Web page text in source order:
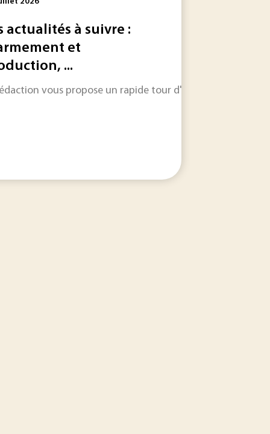
de la soie d’araignée naturelle, puis à reproduire...
le territoire français consacre quinze années de
actualités à suivre :
et
...
vous propose un rapide tour d'horizon sur les
les infrastructures sous pression, l’innovation
PEPR Recyclage a débuté en début d'année et une